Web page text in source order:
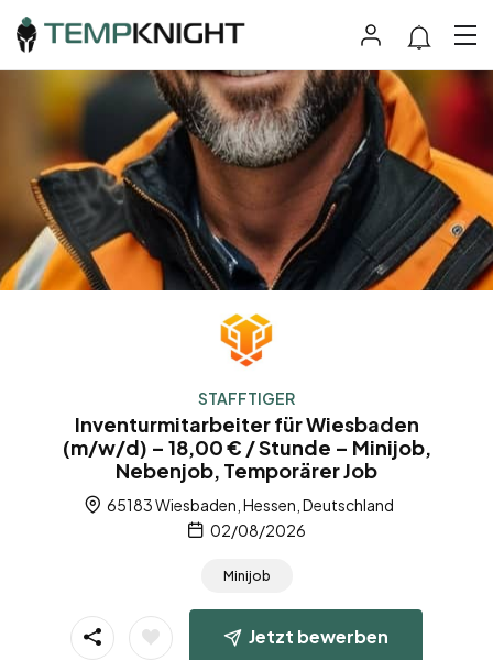
STAFFTIGER
Inventurmitarbeiter für Wiesbaden
(m/w/d) – 18,00 € / Stunde – Minijob,
Nebenjob, Temporärer Job
65183 Wiesbaden, Hessen, Deutschland
02/08/2026
Minijob
Jetzt bewerben